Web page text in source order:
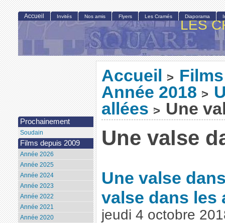
LES
Accueil >
Année 2018 >
allées > Une
Une valse
Une valse
valse dans les
jeudi 4 octobre
Accueil Invités Nos amis Flyers Les Cramés Diaporama
Prochainement
Soudain
Films depuis 2009
Année 2026
Année 2025
Année 2024
Année 2023
Année 2022
Année 2021
Année 2020